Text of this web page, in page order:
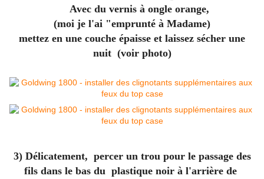
Avec du vernis à ongle orange,
(moi je l'ai "emprunté à Madame)
mettez en une couche épaisse et laissez sécher une
nuit (voir photo)
3) Délicatement, percer un trou pour le passage des
fils dans le bas du plastique noir à l'arrière de